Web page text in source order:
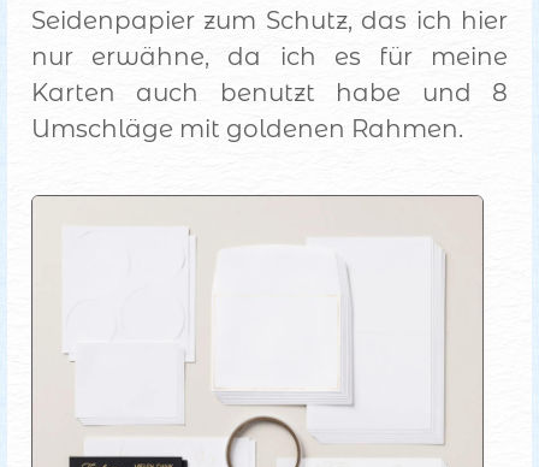
Seidenpapier zum Schutz, das ich hier
nur erwähne, da ich es für meine
Karten auch benutzt habe und 8
Umschläge mit goldenen Rahmen.